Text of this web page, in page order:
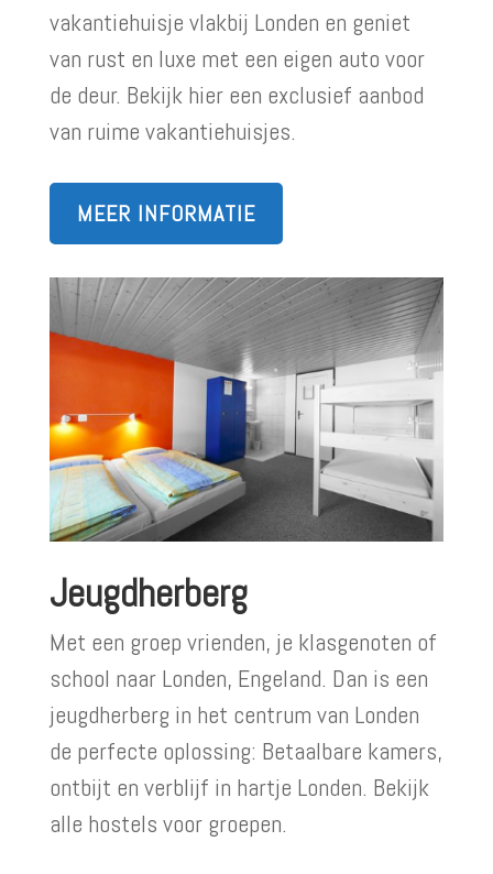
vakantiehuisje vlakbij Londen en geniet
van rust en luxe met een eigen auto voor
de deur. Bekijk hier een exclusief aanbod
van ruime vakantiehuisjes.
MEER INFORMATIE
Jeugdherberg
Met een groep vrienden, je klasgenoten of
school naar Londen, Engeland. Dan is een
jeugdherberg in het centrum van Londen
de perfecte oplossing: Betaalbare kamers,
ontbijt en verblijf in hartje Londen. Bekijk
alle hostels voor groepen.